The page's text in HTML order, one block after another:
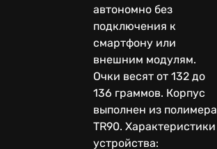
автономно без
подключения к
смартфону или
внешним модулям.
Очки весят от 132 до
136 граммов. Корпус
выполнен из полимера
TR90. Характеристики
устройства: